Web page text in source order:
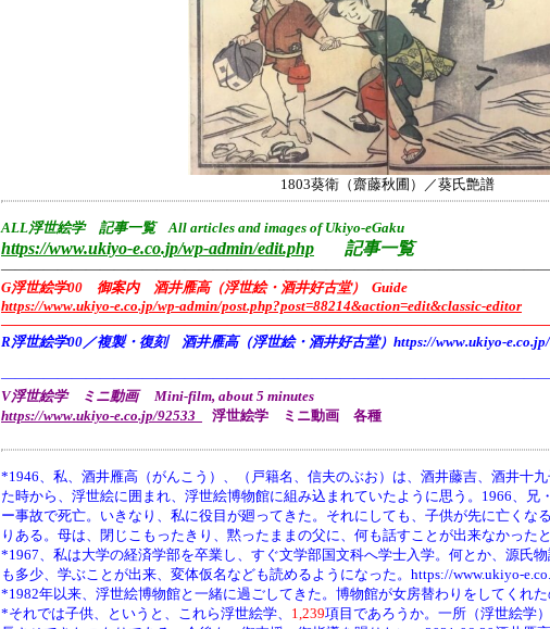
1803葵衛（齋藤秋圃）／葵氏艶譜
ALL浮世絵学 記事一覧 All articles and images of Ukiyo-eGaku
https://www.ukiyo-e.co.jp/wp-admin/edit.php 記事一覧
G浮世絵学00 御案内 酒井雁高（浮世絵・酒井好古堂） Guide
https://www.ukiyo-e.co.jp/wp-admin/post.php?post=88214&action=edit&classic-editor
R浮世絵学00／複製・復刻 酒井雁高（浮世絵・酒井好古堂）https://www.ukiyo-e.co.jp/
V浮世絵学 ミニ動画 Mini-film, about 5 minutes
https://www.ukiyo-e.co.jp/92533
浮世絵学 ミニ動画 各種
*1946、 私、酒井雁高（がんこう）、（戸籍名、信夫のぶお）は、酒井藤吉、酒井十
た時から、浮世絵に囲まれ、浮世絵博物館に組み込まれていたように思う。1966、兄
ー事故で死亡。いきなり、私に役目が廻ってきた。それにしても、子供が先に亡くな
りある。母は、閉じこもったきり、黙ったままの父に、何も話すことが出来なかったと
*1967、私は大学の経済学部を卒業し、すぐ文学部国文科へ学士入学。何とか、源氏
も多少、学ぶことが出来、変体仮名なども読めるようになった。https://www.ukiyo-
*1982年以来、浮世絵博物館と一緒に過ごしてきた。博物館が女房替わりをしてくれた
*それでは子供、というと、これら浮世絵学、 1,239項目であろうか。一所（浮世絵学